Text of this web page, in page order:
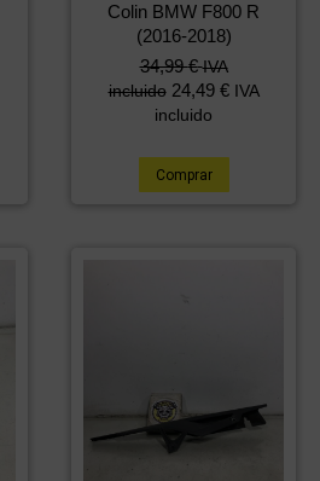
Colin BMW F800 R
(2016-2018)
34,99€ IVA
incluido 24,49 € IVA
incluido
Comprar